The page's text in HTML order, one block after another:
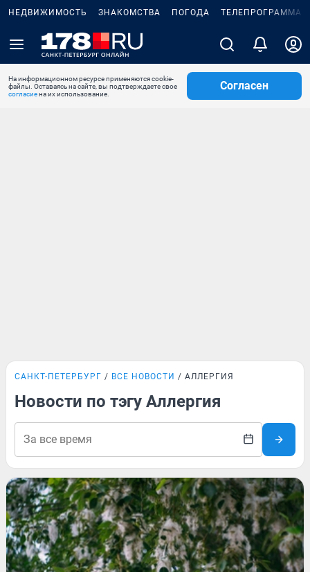
НЕДВИЖИМОСТЬ ЗНАКОМСТВА ПОГОДА ТЕЛЕПРОГРАММА
На информационном ресурсе применяются cookie-
файлы. Оставаясь на сайте, вы подтверждаете свое
согласиена их использование.
Согласен
САНКТ-ПЕТЕРБУРГ ВСЕ НОВОСТИ АЛЛЕРГИЯ
Новости по тэгу Аллергия